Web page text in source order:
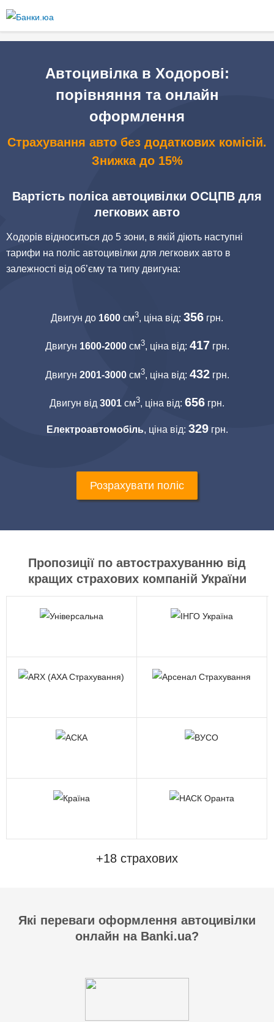
основного
Автоцивілка в Ходорові:
порівняння та онлайн
оформлення
Страхування авто без додаткових комісій.
Знижка до 15%
Вартість поліса автоцивілки ОСЦПВ для
легкових авто
Ходорів відноситься до 5 зони, в якій діють наступні
тарифи на поліс автоцивілки для легкових авто в
залежності від об’єму та типу двигуна:
Двигун до 1600 см3, ціна від: 356 грн.
Двигун 1600-2000см3, ціна від: 417 грн.
Двигун 2001-3000см3, ціна від: 432грн.
Двигун від 3001 см3, ціна від: 656 грн.
Електроавтомобіль, ціна від: 329грн.
Розрахувати поліс
Пропозиції по автострахуванню від
кращих страхових компаній України
+18 страхових
Які переваги оформлення автоцивілки
онлайн на Banki.ua?